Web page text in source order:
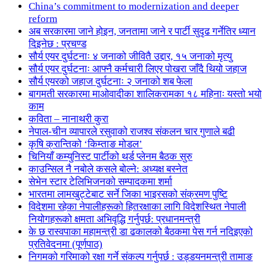
China’s commitment to modernization and deeper
reform
अब सरकारमा जाने होइन, जनतामा जाने र पार्टी सुदृढ गर्नेतिर ध्यान
दिइनेछ : प्रचण्ड
सौर्य एयर दुर्घटनाः ४ जनाको जीवितै उद्दार, १५ जनाको मृत्यु
सौर्य एयर दुर्घटनाः आफ्नै कर्मचारी लिएर पोखरा जाँदै थियो जहाज
सौर्य एयरको जहाज दुर्घटनाः २ जनाको शब फेला
बागमती सरकारमा माओवादीका शालिकरामका १८ महिनाः यस्तो भयो
काम
कविता – नानाथरी कुरा
नेपाल-चीन व्यापारले रसुवाको राजश्व संकलन चार गुणाले बढी
कृषि क्रान्तिको ‘किम्ताङ मोडल’
चिनियाँ कम्युनिस्ट पार्टीको थर्ड प्लेनम बैठक सुरु
काउन्सिल नै नबोले कसले बोल्ने: अध्यक्ष बस्नेत
सेभेन स्टार टेलिभिजनको सम्पादकमा शर्मा
भारतमा लामखुट्टेबाट सर्ने जिका भाइरसको संक्रमण पुष्टि
विदेशमा रहेका नेपालीहरूको हितरक्षाका लागि विदेशस्थित नेपाली
नियोगहरूको क्षमता अभिवृद्धि गर्नुपर्छ: प्रधानमन्त्री
के छ रास्वपाका महामन्त्री डा ढकालको बैठकमा पेस गर्न नदिइएको
प्रतिवेदनमा (पूर्णपाठ)
निगमको गरिमाको रक्षा गर्ने संकल्प गर्नुपर्छ : उड्डयनमन्त्री तामाङ